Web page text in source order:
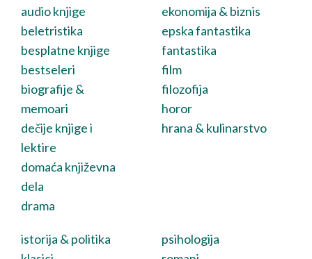
audio knjige
beletristika
besplatne knjige
bestseleri
biografije &
memoari
dečije knjige i
lektire
domaća književna
dela
drama
ekonomija & biznis
epska fantastika
fantastika
film
filozofija
horor
hrana & kulinarstvo
istorija & politika
psihologija